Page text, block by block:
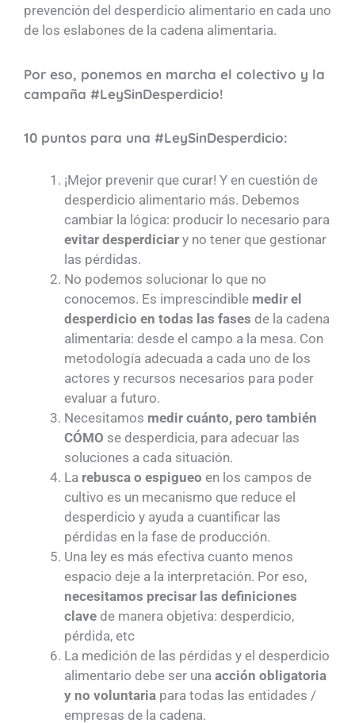
prevención del desperdicio alimentario en cada uno
de los eslabones de la cadena alimentaria.
Por eso, ponemos en marcha el colectivo y la
campaña #LeySinDesperdicio!
10 puntos para una #LeySinDesperdicio:
¡Mejor prevenir que curar! Y en cuestión de
desperdicio alimentario más. Debemos
cambiar la lógica: producir lo necesario para
evitar desperdiciar y no tener que gestionar
las pérdidas.
No podemos solucionar lo que no
conocemos. Es imprescindible medir el
desperdicio en todas las fasesde la cadena
alimentaria: desde el campo a la mesa. Con
metodología adecuada a cada uno de los
actores y recursos necesarios para poder
evaluar a futuro.
Necesitamos medir cuánto, pero también
CÓMO se desperdicia, para adecuar las
soluciones a cada situación.
La rebusca o espigueo en los campos de
cultivo es un mecanismo que reduce el
desperdicio y ayuda a cuantificar las
pérdidas en la fase de producción.
Una ley es más efectiva cuanto menos
espacio deje a la interpretación. Por eso,
necesitamos precisar las definiciones
clave de manera objetiva: desperdicio,
pérdida, etc
La medición de las pérdidas y el desperdicio
alimentario debe ser unaacción obligatoria
y no voluntaria para todas las entidades /
empresas de la cadena.